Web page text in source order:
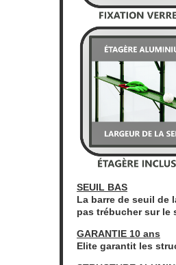
SEUIL BAS
La barre de seuil de
pas trébucher sur le
GARANTIE 10 ans
Elite garantit les